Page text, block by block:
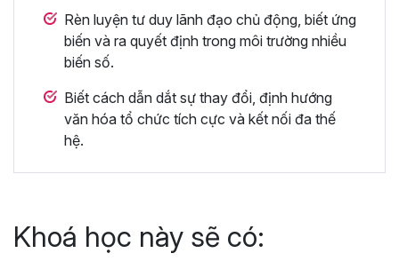
Rèn luyện tư duy lãnh đạo chủ động, biết ứng
biến và ra quyết định trong môi trường nhiều
biến số.
Biết cách dẫn dắt sự thay đổi, định hướng
văn hóa tổ chức tích cực và kết nối đa thế
hệ.
Khoá học này sẽ có: